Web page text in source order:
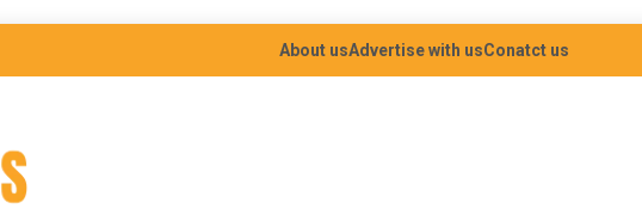
About usAdvertise with usConatct us